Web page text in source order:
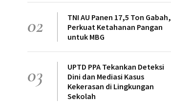
02
TNI AU Panen 17,5 Ton Gabah,
Perkuat Ketahanan Pangan
untuk MBG
03
UPTD PPA Tekankan Deteksi
Dini dan Mediasi Kasus
Kekerasan di Lingkungan
Sekolah